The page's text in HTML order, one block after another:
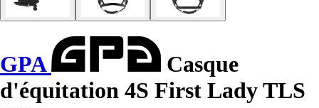
GPA
Casque
d'équitation 4S First Lady TLS